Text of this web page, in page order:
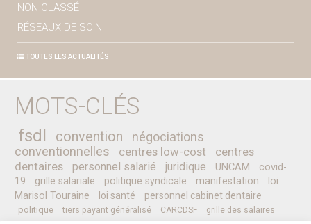
NON CLASSÉ
RÉSEAUX DE SOIN
TOUTES LES ACTUALITÉS
MOTS-CLÉS
fsdl convention
négociations
conventionnelles
centres low-cost
centres
dentaires
personnel salarié juridique UNCAM
covid-
19
grille salariale politique syndicale manifestation
loi
Marisol Touraine
loi santé personnel cabinet dentaire
politique tiers payant généralisé CARCDSF
grille des salaires